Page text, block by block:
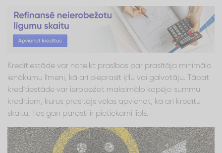
Kredītiestāde var noteikt prasības par prasītāja minimālo
ienākumu līmeni, kā arī pieprasīt ķīlu vai galvotāju. Tāpat
kredītiestāde var ierobežot maksimālo kopējo summu
kredītiem, kurus prasītājs vēlas apvienot, kā arī kredītu
skaitu. Tas gan parasti ir pietiekami liels.